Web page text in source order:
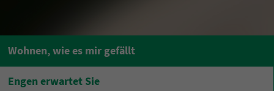
Wohnen, wie es mir gefällt
Engen erwartet Sie